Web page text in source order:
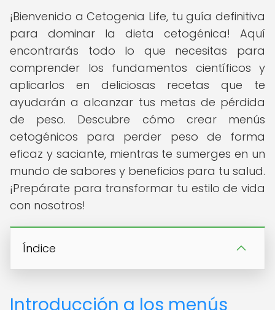
¡Bienvenido a Cetogenia Life, tu guía definitiva
para dominar la dieta cetogénica! Aquí
encontrarás todo lo que necesitas para
comprender los fundamentos científicos y
aplicarlos en deliciosas recetas que te
ayudarán a alcanzar tus metas de pérdida
de peso. Descubre cómo crear menús
cetogénicos para perder peso de forma
eficaz y saciante, mientras te sumerges en un
mundo de sabores y beneficios para tu salud.
¡Prepárate para transformar tu estilo de vida
con nosotros!
Índice
Introducción a los menús